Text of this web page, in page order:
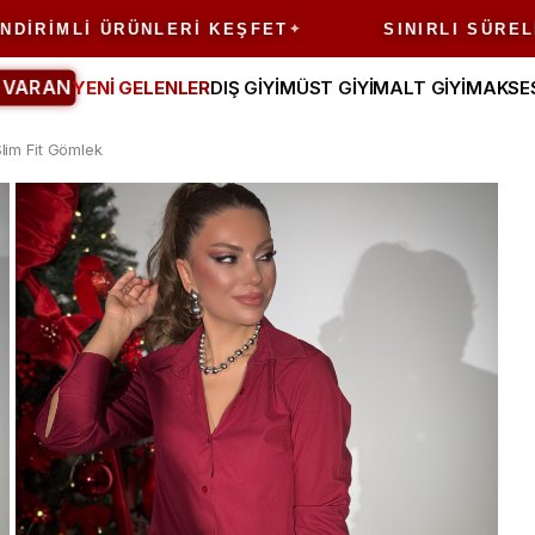
ÜRÜNLERI KEŞFET SINIRLI SÜRELI
VARANYENİ GELENLERDIŞ GİYİMÜST GİYİMALT GİYİM
Fit Gömlek